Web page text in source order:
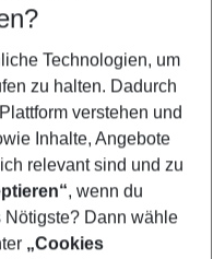
für 2026
Technologien, um
zu halten. Dadurch
verstehen und
Inhalte, Angebote
relevant sind und zu
, wenn du
Nötigste? Dann wähle
„Cookies